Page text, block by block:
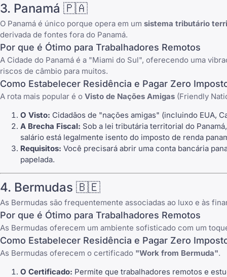
3. Panamá 🇵🇦
O Panamá é único porque opera em um sistema tributário
derivada de fontes fora do Panamá.
Por que é Ótimo para Trabalhadores Remotos
A Cidade do Panamá é a "Miami do Sul", oferecendo uma
riscos de câmbio para muitos.
Como Estabelecer Residência e Pagar Zero
A rota mais popular é o Visto de Nações Amigas (Friendly
O Visto: Cidadãos de "nações amigas" (incluindo EUA,
A Brecha Fiscal: Sob a lei tributária territorial do
salário está legalmente isento do imposto de renda
Requisitos: Você precisará abrir uma conta bancária
papelada.
4. Bermudas 🇧🇪
As Bermudas são frequentemente associadas ao luxo e às
Por que é Ótimo para Trabalhadores Remotos
As Bermudas oferecem um ambiente sofisticado com um
Como Estabelecer Residência e Pagar Zero
As Bermudas oferecem o certificado "Work from Bermuda".
O Certificado: Permite que trabalhadores remotos e